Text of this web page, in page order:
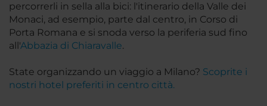
percorrerli in sella alla bici: l'itinerario della Valle dei
Monaci, ad esempio, parte dal centro, in Corso di
Porta Romana e si snoda verso la periferia sud fino
all'Abbazia di Chiaravalle.
State organizzando un viaggio a Milano? Scoprite i
nostri hotel preferiti in centro città.